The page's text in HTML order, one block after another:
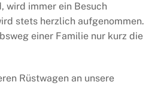
wird immer ein Besuch
stets herzlich aufgenommen.
einer Familie nur kurz die
Rüstwagen an unsere